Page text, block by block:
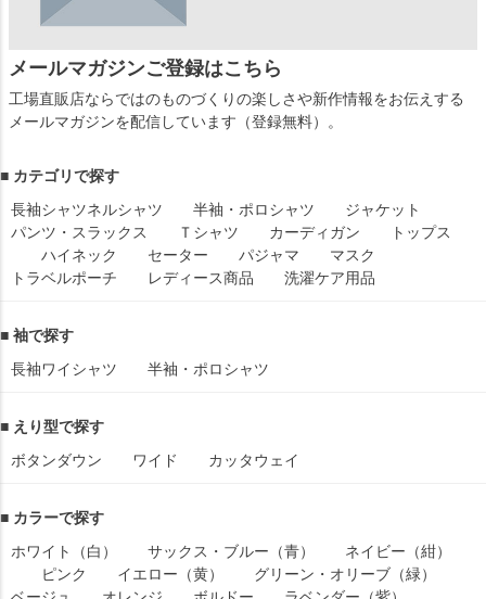
メールマガジンご登録はこちら
工場直販店ならではのものづくりの楽しさや新作情報をお伝えする
メールマガジンを配信しています（登録無料）。
■ カテゴリで探す
長袖シャツネルシャツ 半袖・ポロシャツ
ジャケット
パンツ・スラックス
Ｔシャツ カーディガン
トップス
ハイネック
セーター パジャマ
マスク
トラベルポーチ
レディース商品 洗濯ケア用品
■ 袖で探す
長袖ワイシャツ
半袖・ポロシャツ
■ えり型で探す
ボタンダウン
ワイド カッタウェイ
■ カラーで探す
ホワイト（白）
サックス・ブルー（青）
ネイビー（紺）
ピンク
イエロー（黄）
グリーン・オリーブ（緑）